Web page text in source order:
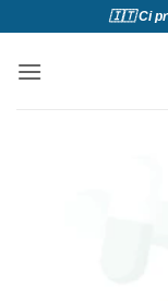
contenuti
🇮🇹 Ci